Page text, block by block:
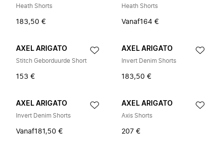
Heath Shorts
183,50 €
Heath Shorts
Vanaf164 €
AXEL ARIGATO
Stitch Geborduurde Short
153 €
AXEL ARIGATO
Invert Denim Shorts
183,50 €
AXEL ARIGATO
Invert Denim Shorts
Vanaf181,50 €
AXEL ARIGATO
Axis Shorts
207 €